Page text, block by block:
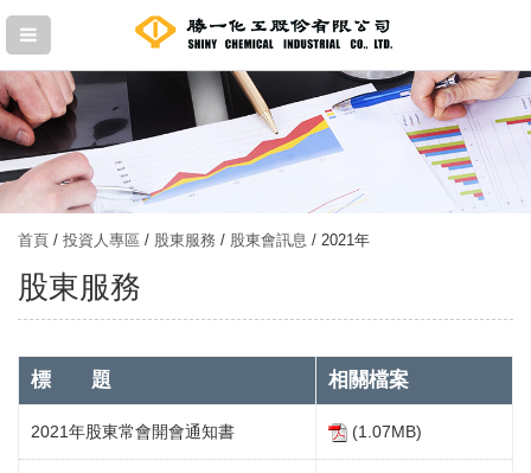
首頁 / 投資人專區 / 股東服務 / 股東會訊息 / 2021年
股東服務
標 題 相關檔案
2021年股東常會開會通知書 (1.07MB)